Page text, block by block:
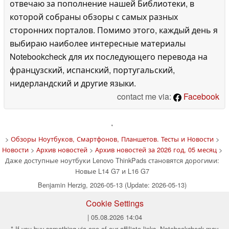
отвечаю за пополнение нашей Библиотеки, в
которой собраны обзоры с самых разных
сторонних порталов. Помимо этого, каждый день я
выбираю наиболее интересные материалы
Notebookcheck для их последующего перевода на
французский, испанский, португальский,
нидерландский и другие языки.
contact me via:
Facebook
'
> Обзоры Ноутбуков, Смартфонов, Планшетов. Тесты и Новости>
Новости> Архив новостей> Архив новостей за 2026 год, 05 месяц >
Даже доступные ноутбуки Lenovo ThinkPads становятся дорогими:
Новые L14 G7 и L16 G7
Benjamin Herzig, 2026-05-13 (Update: 2026-05-13)
Cookie Settings
| 05.08.2026 14:04